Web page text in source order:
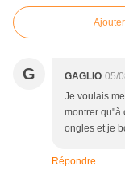
G GAGLIO 05/
Je voulais
montrer qu"à
ongles et je
Répondre